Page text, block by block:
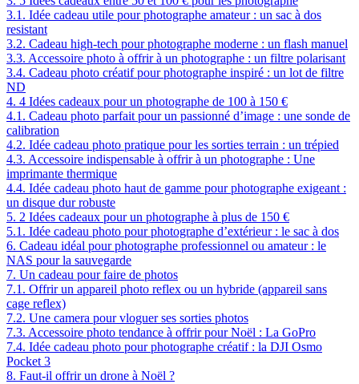
3.1. Idée cadeau utile pour photographe amateur : un sac à dos
resistant
3.2. Cadeau high-tech pour photographe moderne : un flash manuel
3.3. Accessoire photo à offrir à un photographe : un filtre polarisant
3.4. Cadeau photo créatif pour photographe inspiré : un lot de filtre
ND
4. 4 Idées cadeaux pour un photographe de 100 à 150 €
4.1. Cadeau photo parfait pour un passionné d’image : une sonde de
calibration
4.2. Idée cadeau photo pratique pour les sorties terrain : un trépied
4.3. Accessoire indispensable à offrir à un photographe : Une
imprimante thermique
4.4. Idée cadeau photo haut de gamme pour photographe exigeant :
un disque dur robuste
5. 2 Idées cadeaux pour un photographe à plus de 150 €
5.1. Idée cadeau photo pour photographe d’extérieur : le sac à dos
6. Cadeau idéal pour photographe professionnel ou amateur : le
NAS pour la sauvegarde
7. Un cadeau pour faire de photos
7.1. Offrir un appareil photo reflex ou un hybride (appareil sans
cage reflex)
7.2. Une camera pour vloguer ses sorties photos
7.3. Accessoire photo tendance à offrir pour Noël : La GoPro
7.4. Idée cadeau photo pour photographe créatif : la DJI Osmo
Pocket 3
8. Faut-il offrir un drone à Noël ?